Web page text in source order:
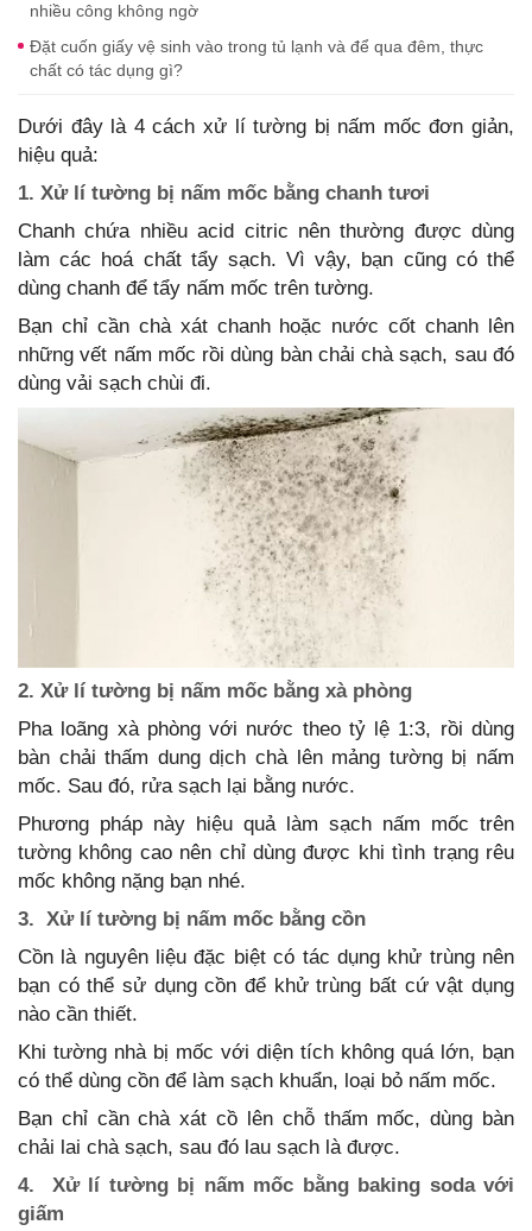
nhiều công không ngờ
Đặt cuốn giấy vệ sinh vào trong tủ lạnh và để qua đêm, thực
chất có tác dụng gì?
Dưới đây là 4 cách xử lí tường bị nấm mốc đơn giản,
hiệu quả:
1. Xử lí tường bị nấm mốc bằng chanh tươi
Chanh chứa nhiều acid citric nên thường được dùng
làm các hoá chất tẩy sạch. Vì vậy, bạn cũng có thể
dùng chanh để tẩy nấm mốc trên tường.
Bạn chỉ cần chà xát chanh hoặc nước cốt chanh lên
những vết nấm mốc rồi dùng bàn chải chà sạch, sau đó
dùng vải sạch chùi đi.
2. Xử lí tường bị nấm mốc bằng xà phòng
Pha loãng xà phòng với nước theo tỷ lệ 1:3, rồi dùng
bàn chải thấm dung dịch chà lên mảng tường bị nấm
mốc. Sau đó, rửa sạch lại bằng nước.
Phương pháp này hiệu quả làm sạch nấm mốc trên
tường không cao nên chỉ dùng được khi tình trạng rêu
mốc không nặng bạn nhé.
3. Xử lí tường bị nấm mốc bằng cồn
Cồn là nguyên liệu đặc biệt có tác dụng khử trùng nên
bạn có thể sử dụng cồn để khử trùng bất cứ vật dụng
nào cần thiết.
Khi tường nhà bị mốc với diện tích không quá lớn, bạn
có thể dùng cồn để làm sạch khuẩn, loại bỏ nấm mốc.
Bạn chỉ cần chà xát cồ lên chỗ thấm mốc, dùng bàn
chải lai chà sạch, sau đó lau sạch là được.
4.
Xử lí tường bị nấm mốc bằngbaking soda với
giấm